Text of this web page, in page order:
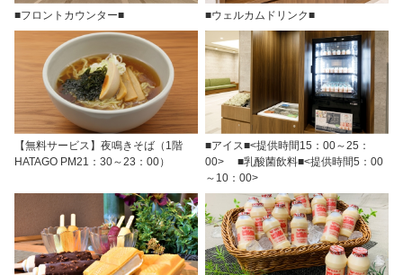
■フロントカウンター■ ■ウェルカムドリンク■
【無料サービス】夜鳴きそば（1階
HATAGO PM21：30～23：00）
■アイス■<提供時間15：00～25：
00> ■乳酸菌飲料■<提供時間5：00
～10：00>